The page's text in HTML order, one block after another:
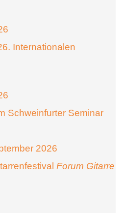
Internationalen
Schweinfurter Seminar
2026
Forum Gitarre